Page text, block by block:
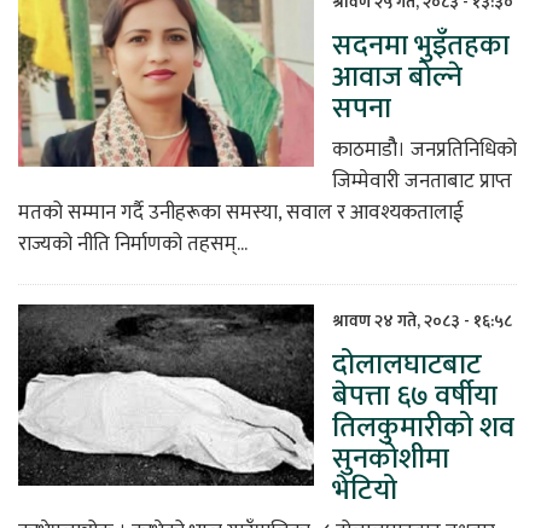
सदनमा भुइँतहका
आवाज बोल्ने
सपना
काठमाडाैै‌‌‌‌‌‌‌‌‌‌‍‌‌‌‌‌। जनप्रतिनिधिको
जिम्मेवारी जनताबाट प्राप्त
मतको सम्मान गर्दै उनीहरूका समस्या, सवाल र आवश्यकतालाई
राज्यको नीति निर्माणको तहसम्...
श्रावण २४ गते, २०८३ - १६:५८
दोलालघाटबाट
बेपत्ता ६७ वर्षीया
तिलकुमारीको शव
सुनकोशीमा
भेटियो